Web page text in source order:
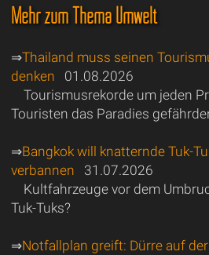
Mehr zum Thema Umwelt
⇒Thailand muss seinen
denken 01.08.2026
Tourismusrekorde um jeden
Touristen das Paradies
⇒Bangkok will knatternde Tuk-
verbannen 31.07.2026
Kultfahrzeuge vor dem
Tuk-Tuks?
⇒Notfallplan greift: Dürre auf